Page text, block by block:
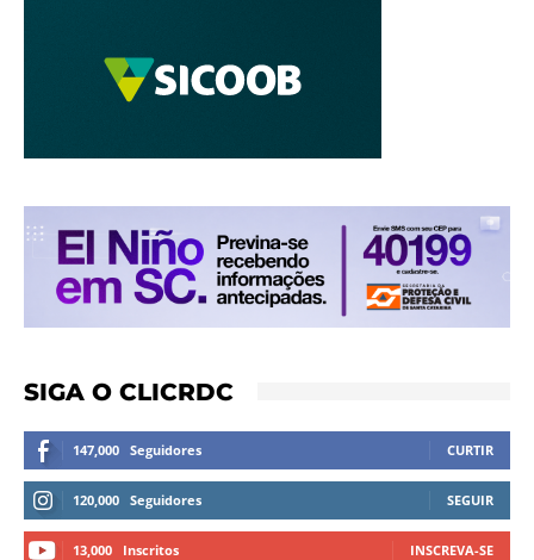
SIGA O CLICRDC
147,000 Seguidores CURTIR
120,000 Seguidores SEGUIR
13,000 Inscritos INSCREVA-SE